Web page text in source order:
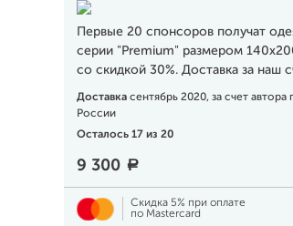
Первые 20 спонсоров получат
серии "Premium" размером
со скидкой 30%. Доставка за наш
Доставка сентябрь 2020, за счет автора
России
Осталось 17 из 20
9 300 a
Скидка 5% при оплате
по Mastercard